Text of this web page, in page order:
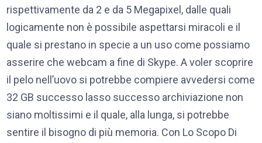
rispettivamente da 2 e da 5 Megapixel, dalle quali
logicamente non è possibile aspettarsi miracoli e il
quale si prestano in specie a un uso come possiamo
asserire che webcam a fine di Skype. A voler scoprire
il pelo nell’uovo si potrebbe compiere avvedersi come
32 GB successo lasso successo archiviazione non
siano moltissimi e il quale, alla lunga, si potrebbe
sentire il bisogno di più memoria. Con Lo Scopo Di